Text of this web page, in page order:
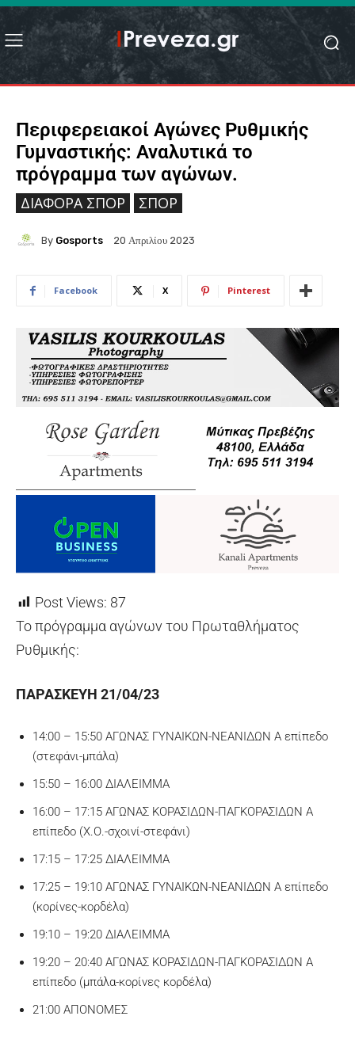
Περιφερειακοί Αγώνες Ρυθμικής
Γυμναστικής: Αναλυτικά το
πρόγραμμα των αγώνων.
ΔΙΆΦΟΡΑ ΣΠΟΡ ΣΠΟΡ
By Gosports 20 Απριλίου 2023
Facebook X Pinterest
Post Views: 87
Το πρόγραμμα αγώνων του Πρωταθλήματος
Ρυθμικής:
ΠΑΡΑΣΚΕΥΗ 21/04/23
14:00 – 15:50 ΑΓΩΝΑΣ ΓΥΝΑΙΚΩΝ-ΝΕΑΝΙΔΩΝ A επίπεδο
(στεφάνι-μπάλα)
15:50 – 16:00 ΔΙΑΛΕΙΜΜΑ
16:00 – 17:15 ΑΓΩΝΑΣ ΚΟΡΑΣΙΔΩΝ-ΠΑΓΚΟΡΑΣΙΔΩΝ Α
επίπεδο (Χ.Ο.-σχοινί-στεφάνι)
17:15 – 17:25 ΔΙΑΛΕΙΜΜΑ
17:25 – 19:10 ΑΓΩΝΑΣ ΓΥΝΑΙΚΩΝ-ΝΕΑΝΙΔΩΝ A επίπεδο
(κορίνες-κορδέλα)
19:10 – 19:20 ΔΙΑΛΕΙΜΜΑ
19:20 – 20:40 ΑΓΩΝΑΣ ΚΟΡΑΣΙΔΩΝ-ΠΑΓΚΟΡΑΣΙΔΩΝ Α
επίπεδο (μπάλα-κορίνες κορδέλα)
21:00 ΑΠΟΝΟΜΕΣ